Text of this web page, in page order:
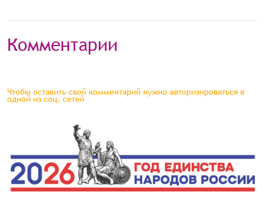
Комментарии
Чтобы оставить свой комментарий нужно авторизироваться в
одной из соц. сетей